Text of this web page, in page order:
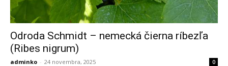
Odroda Schmidt – nemecká čierna ríbezľa
(Ribes nigrum)
adminko - 24 novembra, 2025 0